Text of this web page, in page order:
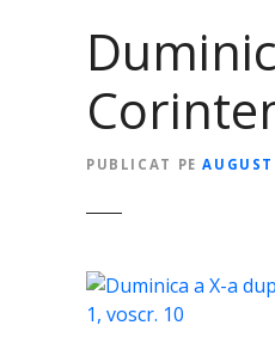
PUBLICAT PE